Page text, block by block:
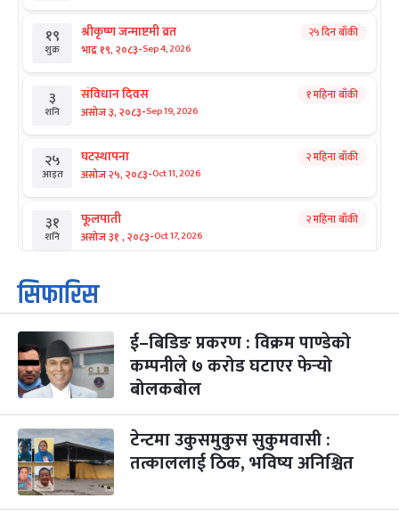
१९
शुक्र
श्रीकृष्ण जन्माष्टमी व्रत
भाद्र १९, २०८३-Sep 4, 2026
२५ दिन बाँकी
३
शनि
संविधान दिवस
असोज ३, २०८३-Sep 19, 2026
१ महिना बाँकी
२५
आइत
घटस्थापना
असोज २५, २०८३-Oct 11, 2026
२ महिना बाँकी
३१
शनि
फूलपाती
असोज ३१ , २०८३-Oct 17, 2026
२ महिना बाँकी
१
आइत
कार्तिक सङ्क्रान्ति
कार्तिक १, २०८३
३
मंगल
महानवमी
कार्तिक ३, २०८३-Oct 20, 2026
२ महिना बाँकी
४
५
बिहि
पापा‌ङ्कुशा एकादशी व्रत
कार्तिक ५, २०८३
२ महिना बाँकी
सिफारिस
ई–बिडिङ प्रकरण : विक्रम पाण्डेको
कम्पनीले ७ करोड घटाएर फेर्‍यो
बोलकबोल
टेन्टमा उकुसमुकुस सुकुमवासी :
तत्काललाई ठिक, भविष्य अनिश्चित